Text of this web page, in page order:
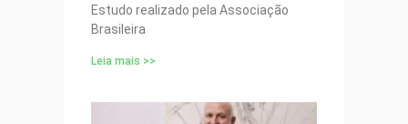
Estudo realizado pela Associação
Brasileira
Leia mais >>